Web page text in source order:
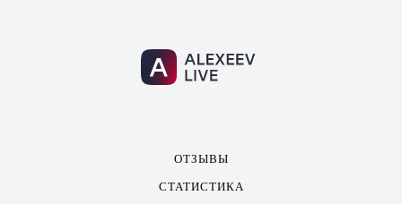
ОТЗЫВЫ
СТАТИСТИКА